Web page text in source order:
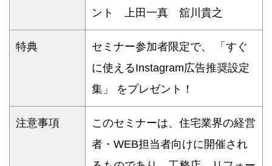
ント 上田一真 舘川貴之
特典
セミナー参加者限定で、 「すぐ
に使えるInstagram広告推奨設定
集」 をプレゼント！
注意事項
このセミナーは、住宅業界の経営
者・WEB担当者向けに開催され